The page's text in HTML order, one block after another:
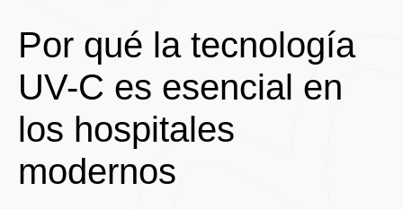
Por qué la tecnología
UV-C es esencial en
los hospitales
modernos